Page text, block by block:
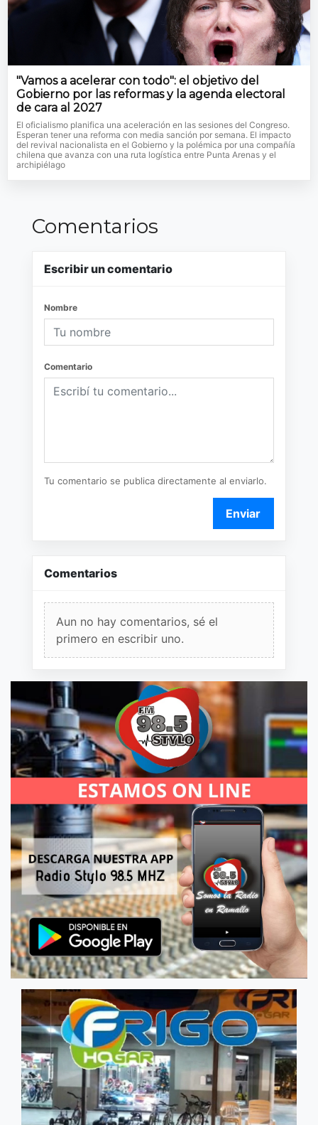
"Vamos a acelerar con todo": el objetivo del
Gobierno por las reformas y la agenda electoral
de cara al 2027
El oficialismo planifica una aceleración en las sesiones del Congreso.
Esperan tener una reforma con media sanción por semana. El impacto
del revival nacionalista en el Gobierno y la polémica por una compañía
chilena que avanza con una ruta logística entre Punta Arenas y el
archipiélago
Comentarios
Escribir un comentario
Nombre
Comentario
Tu comentario se publica directamente al enviarlo.
Enviar
Comentarios
Aun no hay comentarios, sé el
primero en escribir uno.